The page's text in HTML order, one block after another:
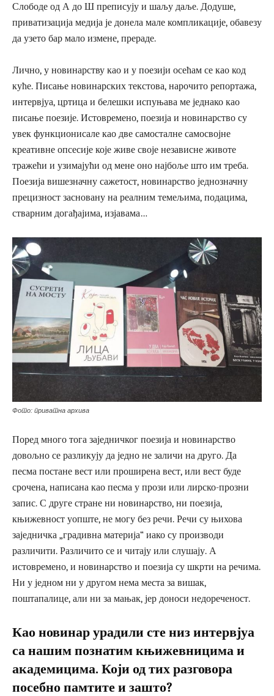
Слободе од А до Ш преписују и шаљу даље. Додуше,
приватизација медија је донела мале компликације, обавезу
да узето бар мало измене, прераде.
Лично, у новинарству као и у поезији осећам се као код
куће. Писање новинарских текстова, нарочито репортажа,
интервјуа, цртица и белешки испуњава ме једнако као
писање поезије. Истовремено, поезија и новинарство су
увек функционисале као две самосталне самосвојне
креативне опсесије које живе своје независне животе
тражећи и узимајући од мене оно најбоље што им треба.
Поезија вишезначну сажетост, новинарство једнозначну
прецизност засновану на реалним темељима, подацима,
стварним догађајима, изјавама…
Фото: приватна архива
Поред много тога заједничког поезија и новинарство
довољно се разликују да једно не заличи на друго. Да
песма постане вест или проширена вест, или вест буде
срочена, написана као песма у прози или лирско-прозни
запис. С друге стране ни новинарство, ни поезија,
књижевност уопште, не могу без речи. Речи су њихова
заједничка „градивна материја“ иако су производи
различити. Различито се и читају или слушају. А
истовремено, и новинарство и поезија су шкрти на речима.
Ни у једном ни у другом нема места за вишак,
поштапалице, али ни за мањак, јер доноси недореченост.
Као новинар урадили сте низ интервјуа
са нашим познатим књижевницима и
академицима. Који од тих разговора
посебно памтите и зашто?